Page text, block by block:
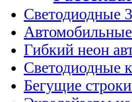
Светодиодные
Гибкий неон
Светодиодные
Бегущие